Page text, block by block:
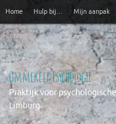
de
inhoud
Home Hulp bij… Mijn aanpak
Contact
Ommekeer Psychologie
Praktijk voor
Limburg